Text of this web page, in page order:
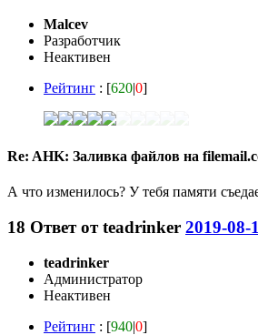
Malcev
Разработчик
Неактивен
Рейтинг : [620|0]
Re: AHK: Заливка файлов на
А что изменилось? У тебя памяти
18 Ответ отteadrinker 2019-08-
teadrinker
Администратор
Неактивен
Рейтинг : [940|0]